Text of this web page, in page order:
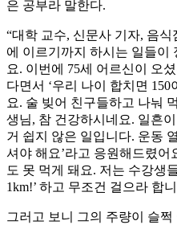
은 공부라 말한다.
“대학 교수, 신문사 기자, 음
에 이르기까지 하시는 일들이
요. 이번에 75세 어르신이 오
다면서 ‘우리 나이 합치면 150
요. 술 빚어 친구들하고 나눠
생님, 참 건강하시네요. 일흔
거 쉽지 않은 일입니다. 운동
셔야 해요’라고 응원해드렸
도 못 먹게 돼요. 저는 수강생
1km!’ 하고 무조건 걸으라 합
그러고 보니 그의 주량이 슬